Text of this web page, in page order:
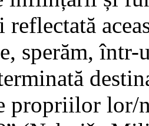
reflectată
sperăm,
propriilor lor/